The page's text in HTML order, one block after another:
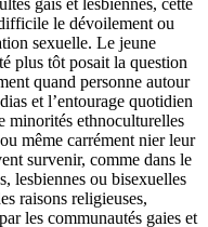
le dévoilement ou
sexuelle. Le jeune
plus tôt posait la question
quand personne autour
et l’entourage quotidien
minorités ethnoculturelles
même carrément nier leur
survenir, comme dans le
lesbiennes ou bisexuelles
raisons religieuses,
les communautés gaies et